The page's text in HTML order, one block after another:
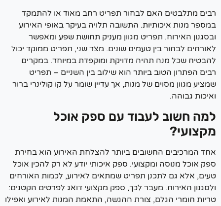
מתלבטים האם לבחור תפריט רחב מאוד או להתמקד
מנות איכותיות.התשובה תלויה בעיקר באופי האירוע
האירוח.תפריט מגוון מעניק תחושת שפע ומאפשר
לבחור בין טעמים שונים.מצד שני, תפריט ממוקד יכול
שכל מנה תהיה מדויקת ומוקפדת במיוחד.במקרים
הפתרון הטוב ביותר הוא שילוב בין השניים – תפריט
מגוון מסוים של מנות, אך עדיין שומר על קו קולינרי ברור
גבוהה.
חשוב לעבוד עם ספק אוכל
המרכיבים החשובים ביותר להצלחת האירוע הוא בחירת
אוכל מנוסה ומקצועי.ספק איכותי יודע לא רק להכין אוכל
אלא גם לתכנן תפריט שמתאים לאירוע, לכמות האורחים
האירוח.מעבר לכך, ספק מקצועי דואג לפרטים הקטנים:
חומרי הגלם, צורת ההגשה, התאמת המנות לאירוע ואפילו